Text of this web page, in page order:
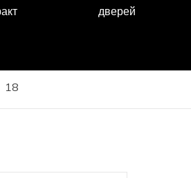
дверей
18